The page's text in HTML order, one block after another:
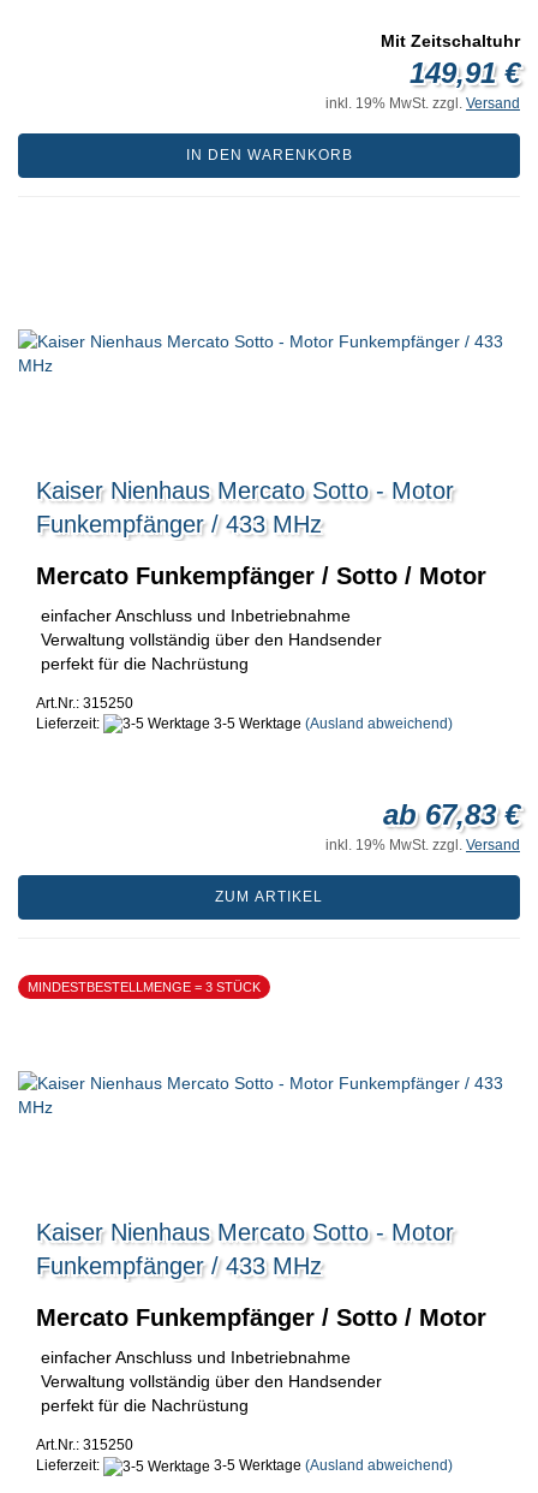
Mit Zeitschaltuhr
149,91 €
inkl. 19% MwSt. zzgl. Versand
IN DEN WARENKORB
Kaiser Nienhaus Mercato Sotto - Motor
Funkempfänger / 433 MHz
Mercato Funkempfänger / Sotto / Motor
einfacher Anschluss und Inbetriebnahme
Verwaltung vollständig über den Handsender
perfekt für die Nachrüstung
Art.Nr.: 315250
Lieferzeit:
3-5 Werktage (Ausland abweichend)
ab 67,83 €
inkl. 19% MwSt. zzgl. Versand
ZUM ARTIKEL
MINDESTBESTELLMENGE = 3 STÜCK
Kaiser Nienhaus Mercato Sotto - Motor
Funkempfänger / 433 MHz
Mercato Funkempfänger / Sotto / Motor
einfacher Anschluss und Inbetriebnahme
Verwaltung vollständig über den Handsender
perfekt für die Nachrüstung
Art.Nr.: 315250
Lieferzeit:
3-5 Werktage (Ausland abweichend)